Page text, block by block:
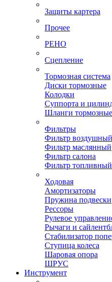
Защиты картера
Прочее
РЕНО
Сцепление
Тормозная система
Диски тормозные
Колодки
Суппорта и
Шланги тормозные
Фильтры
Фильтр воздушный
Фильтр маслянный
Фильтр салона
Фильтр топливный
Ходовая
Амортизаторы
Пружина подвески
Рессоры
Рулевое
Рычаги и
Стабилизатор
Ступица колеса
Шаровая опора
ШРУС
Инструмент